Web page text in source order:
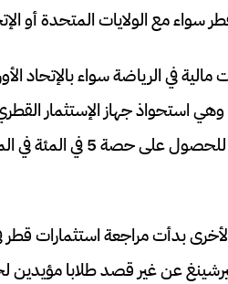
مع الولايات المتحدة أو
في الرياضة سواء بالإتحاد
وهي استحواذ جهاز الإستثمار
قطرية بقيمة 4.05
بدأت مراجعة استثمارات قطر
عن غير قصد طلابا مؤيدين